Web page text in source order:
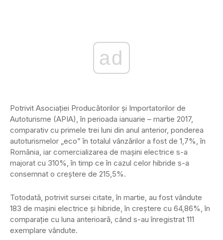
ad
Potrivit Asociaţiei Producătorilor şi Importatorilor de
Autoturisme (APIA), în perioada ianuarie – martie 2017,
comparativ cu primele trei luni din anul anterior, ponderea
autoturismelor „eco” în totalul vânzărilor a fost de 1,7%, în
România, iar comercializarea de maşini electrice s-a
majorat cu 310%, în timp ce în cazul celor hibride s-a
consemnat o creştere de 215,5%.
Totodată, potrivit sursei citate, în martie, au fost vândute
183 de maşini electrice şi hibride, în creştere cu 64,86%, în
comparaţie cu luna anterioară, când s-au înregistrat 111
exemplare vândute.